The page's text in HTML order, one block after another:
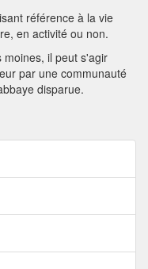
référence à la vie
en activité ou non.
moines, il peut s'agir
par une communauté
disparue.